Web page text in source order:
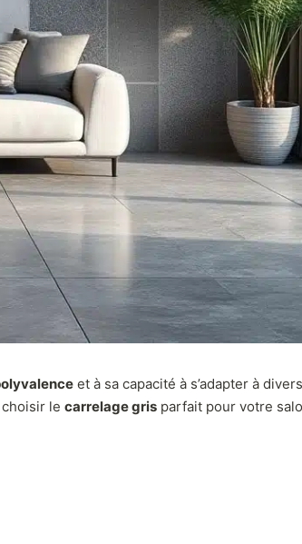
et à sa capacité à s’adapter à
le carrelage gris parfait pour votre